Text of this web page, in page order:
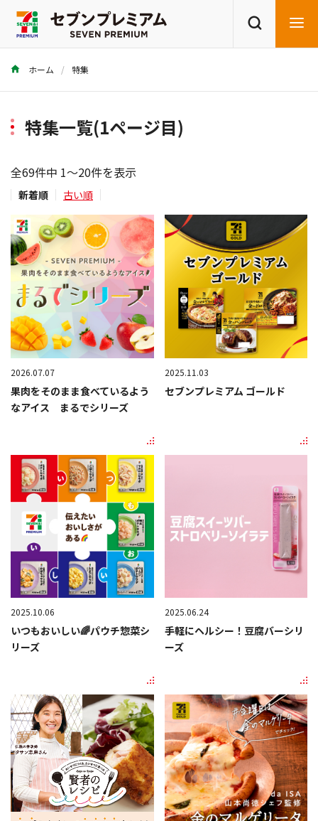
商品を探す
ホーム 特集
特集一覧(1ページ目)
全69件中 1～20件を表示
新着順 古い順
2026.07.07
果肉をそのまま食べているよう
なアイス まるでシリーズ
2025.11.03
セブンプレミアム ゴールド
2025.10.06
いつもおいしい🌈パウチ惣菜シ
リーズ
2025.06.24
手軽にヘルシー！豆腐バーシリ
ーズ